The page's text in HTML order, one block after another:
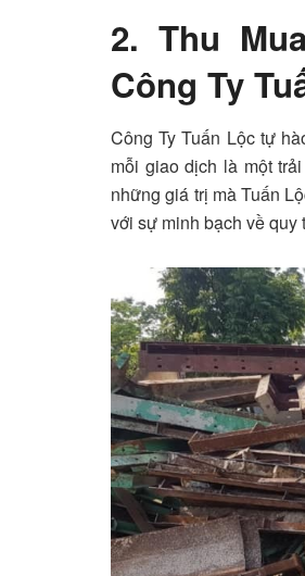
2. Thu
Công Ty
Công Ty Tuấn Lộc tự
mỗi giao dịch là một
những giá trị mà Tuấn
với sự minh bạch về